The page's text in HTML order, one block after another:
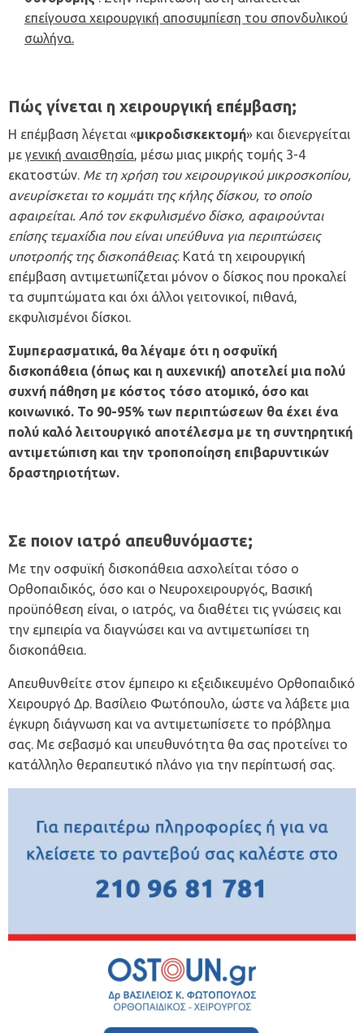
επείγουσα χειρουργική αποσυμπίεση του σπονδυλικού
σωλήνα.
Πώς γίνεται η χειρουργική επέμβαση;
Η επέμβαση λέγεται «μικροδισκεκτομή» και διενεργείται
με γενική αναισθησία, μέσω μιας μικρής τομής 3-4
εκατοστών. Με τη χρήση του χειρουργικού μικροσκοπίου,
ανευρίσκεται το κομμάτι της κήλης δίσκου, το οποίο
αφαιρείται. Από τον εκφυλισμένο δίσκο, αφαιρούνται
επίσης τεμαχίδια που είναι υπεύθυνα για περιπτώσεις
υποτροπής της δισκοπάθειας. Κατά τη χειρουργική
επέμβαση αντιμετωπίζεται μόνον ο δίσκος που προκαλεί
τα συμπτώματα και όχι άλλοι γειτονικοί, πιθανά,
εκφυλισμένοι δίσκοι.
Συμπερασματικά, θα λέγαμε ότι η οσφυϊκή
δισκοπάθεια (όπως και η αυχενική) αποτελεί μια πολύ
συχνή πάθηση με κόστος τόσο ατομικό, όσο και
κοινωνικό. Το 90-95% των περιπτώσεων θα έχει ένα
πολύ καλό λειτουργικό αποτέλεσμα με τη συντηρητική
αντιμετώπιση και την τροποποίηση επιβαρυντικών
δραστηριοτήτων.
Σε ποιον ιατρό απευθυνόμαστε;
Με την οσφυϊκή δισκοπάθεια ασχολείται τόσο ο
Ορθοπαιδικός, όσο και ο Νευροχειρουργός, Βασική
προϋπόθεση είναι, ο ιατρός, να διαθέτει τις γνώσεις και
την εμπειρία να διαγνώσει και να αντιμετωπίσει τη
δισκοπάθεια.
Απευθυνθείτε στον έμπειρο κι εξειδικευμένο Ορθοπαιδικό
Χειρουργό Δρ. Βασίλειο Φωτόπουλο, ώστε να λάβετε μια
έγκυρη διάγνωση και να αντιμετωπίσετε το πρόβλημα
σας. Με σεβασμό και υπευθυνότητα θα σας προτείνει το
κατάλληλο θεραπευτικό πλάνο για την περίπτωσή σας.